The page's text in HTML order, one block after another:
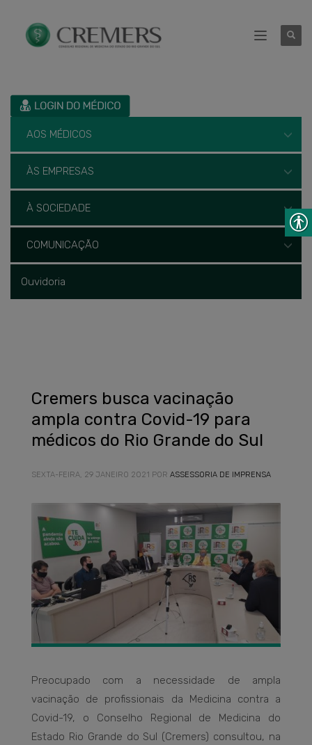
AOS MÉDICOS
ÀS EMPRESAS
À SOCIEDADE
COMUNICAÇÃO
Ouvidoria
Cremers busca vacinação
ampla contra Covid-19 para
médicos do Rio Grande do Sul
SEXTA-FEIRA, 29 JANEIRO 2021 POR ASSESSORIA DE IMPRENSA
Preocupado com a necessidade de ampla
vacinação de profissionais da Medicina contra a
Covid-19, o Conselho Regional de Medicina do
Estado Rio Grande do Sul (Cremers) consultou, na